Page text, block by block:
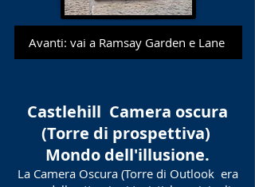
Avanti: vai a Ramsay Garden e Lane
Castlehill Camera oscura
(Torre di prospettiva)
Mondo dell'illusione.
La Camera Oscura (Torre di Outlook era